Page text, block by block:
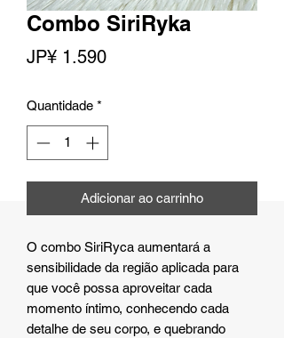
Combo SiriRyka
JP¥ 1.590Preço
Quantidade *
Adicionar ao carrinho
O combo SiriRyca aumentará a
sensibilidade da região aplicada para
que você possa aproveitar cada
momento íntimo, conhecendo cada
detalhe de seu corpo, e quebrando